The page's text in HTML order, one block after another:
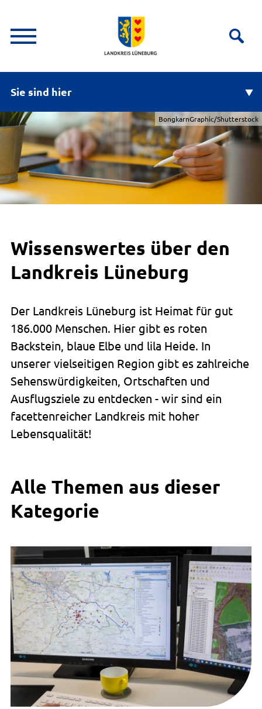
Sie sind hier
BongkarnGraphic/Shutterstock
Wissenswertes über den
Landkreis Lüneburg
Der Landkreis Lüneburg ist Heimat für gut
186.000 Menschen. Hier gibt es roten
Backstein, blaue Elbe und lila Heide. In
unserer vielseitigen Region gibt es zahlreiche
Sehenswürdigkeiten, Ortschaften und
Ausflugsziele zu entdecken - wir sind ein
facettenreicher Landkreis mit hoher
Lebensqualität!
Alle Themen aus dieser
Kategorie